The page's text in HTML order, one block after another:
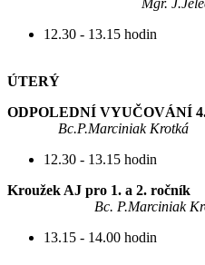
12.30 -
ÚTERÝ
ODPOLEDNÍ VYUČOVÁNÍ
Bc.P.Marciniak Krotká
12.30 - 13.15 hodin
Kroužek AJ
Bc. P.Marciniak
13.15 -